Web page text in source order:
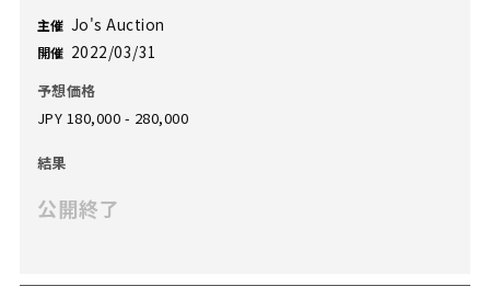
主催 Jo's Auction
開催 2022/03/31
予想価格
JPY 180,000 - 280,000
結果
公開終了